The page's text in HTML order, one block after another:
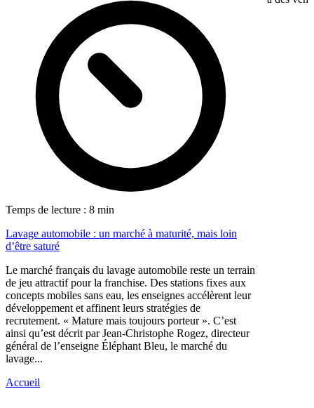
Temps de lecture : 8 min
Lavage automobile : un marché à maturité, mais loin
d’être saturé
Le marché français du lavage automobile reste un terrain
de jeu attractif pour la franchise. Des stations fixes aux
concepts mobiles sans eau, les enseignes accélèrent leur
développement et affinent leurs stratégies de
recrutement. « Mature mais toujours porteur ». C’est
ainsi qu’est décrit par Jean-Christophe Rogez, directeur
général de l’enseigne Éléphant Bleu, le marché du
lavage...
Accueil